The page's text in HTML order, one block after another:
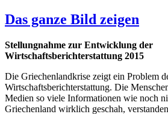
Wirtschaftsjournalismus“
Das ganze Bild zeigen
Stellungnahme zur Entwicklung der
Wirtschaftsberichterstattung 2015
Die Griechenlandkrise zeigt ein Problem
Wirtschaftsberichterstattung. Die
Medien so viele Informationen wie noch
Griechenland wirklich geschah,